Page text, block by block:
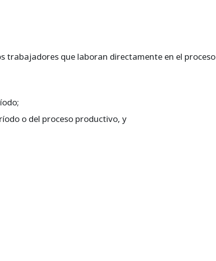
trabajadores que laboran directamente en el
o del proceso productivo, y